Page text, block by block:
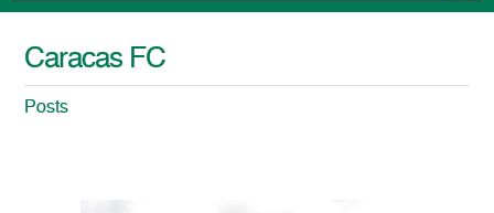
Caracas FC
Posts